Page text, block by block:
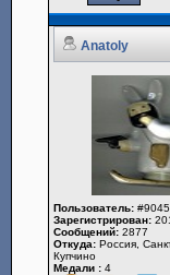
Anatoly
Пользователь: #9045
Зарегистрирован:
Сообщений: 2877
Откуда: Россия,
Купчино
Медали : 4